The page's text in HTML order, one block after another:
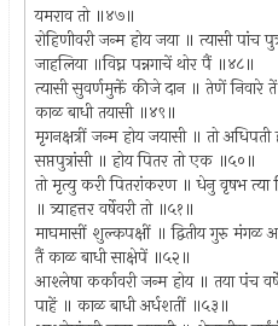
यमराव तो ॥४७॥
रोहिणीवरी जन्म होय जया ॥ त्यासी पांच
जाहलिया ॥विघ्न पन्नगाचें थोर पैं ॥४८॥
त्यासी सुवर्णमुक्तें कीजे दान ॥ तेणें निवारे
काळ बाधी तयासी ॥४९॥
मृगनक्षत्रीं जन्म होय जयासी ॥ तो अधिपती
सप्तपुत्रांसी ॥ होय पितर तो एक ॥५०॥
तो मृत्यु करी पितरांकरण ॥ धेनु वृषभ त्या
॥ त्र्याहत्तर वर्षेवरी तो ॥५१॥
माघमासीं शुल्कपक्षीं ॥ द्वितीय गुरु मंगळ
तैं काळ बाधी साक्षेपें ॥५२॥
आश्लेषा कर्कावरी जन्म होय ॥ तया पंच
पाहें ॥ काळ बाधी अर्धशतीं ॥५३॥